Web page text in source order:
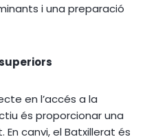
i una preparació
en l’accés a la
és proporcionar una
canvi, el Batxillerat és